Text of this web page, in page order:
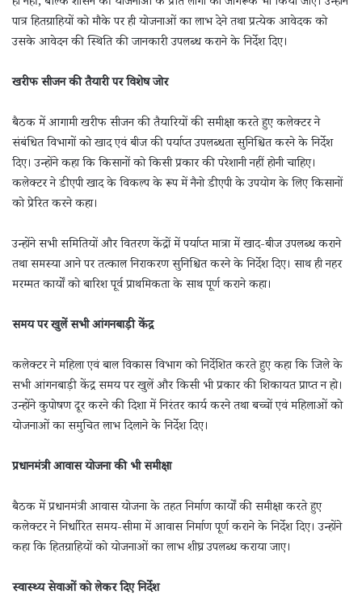
पात्र हितग्राहियों को मौके पर ही योजनाओं का लाभ देने तथा प्रत्येक आवेदक को
उसके आवेदन की स्थिति की जानकारी उपलब्ध कराने के निर्देश दिए।
खरीफ सीजन की तैयारी पर विशेष जोर
बैठक में आगामी खरीफ सीजन की तैयारियों की समीक्षा करते हुए कलेक्टर ने
संबंधित विभागों को खाद एवं बीज की पर्याप्त उपलब्धता सुनिश्चित करने के निर्देश
दिए। उन्होंने कहा कि किसानों को किसी प्रकार की परेशानी नहीं होनी चाहिए।
कलेक्टर ने डीएपी खाद के विकल्प के रूप में नैनो डीएपी के उपयोग के लिए किसानों
को प्रेरित करने कहा।
उन्होंने सभी समितियों और वितरण केंद्रों में पर्याप्त मात्रा में खाद-बीज उपलब्ध कराने
तथा समस्या आने पर तत्काल निराकरण सुनिश्चित करने के निर्देश दिए। साथ ही नहर
मरम्मत कार्यों को बारिश पूर्व प्राथमिकता के साथ पूर्ण कराने कहा।
समय पर खुलें सभी आंगनबाड़ी केंद्र
कलेक्टर ने महिला एवं बाल विकास विभाग को निर्देशित करते हुए कहा कि जिले के
सभी आंगनबाड़ी केंद्र समय पर खुलें और किसी भी प्रकार की शिकायत प्राप्त न हो।
उन्होंने कुपोषण दूर करने की दिशा में निरंतर कार्य करने तथा बच्चों एवं महिलाओं को
योजनाओं का समुचित लाभ दिलाने के निर्देश दिए।
प्रधानमंत्री आवास योजना की भी समीक्षा
बैठक में प्रधानमंत्री आवास योजना के तहत निर्माण कार्यों की समीक्षा करते हुए
कलेक्टर ने निर्धारित समय-सीमा में आवास निर्माण पूर्ण कराने के निर्देश दिए। उन्होंने
कहा कि हितग्राहियों को योजनाओं का लाभ शीघ्र उपलब्ध कराया जाए।
स्वास्थ्य सेवाओं को लेकर दिए निर्देश